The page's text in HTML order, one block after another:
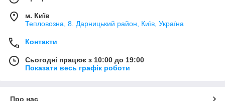
м. Київ
Тепловозна, 8. Дарницький район, Київ, Україна
Контакти
Сьогодні працює з 10:00 до 19:00
Показати весь графік роботи
Про нас